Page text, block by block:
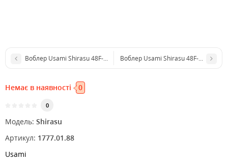
Воблер Usami Shirasu 48F-SR 3.3 g #115 (0.5 m)Воблер Usami Shirasu 48F-SR 3.3 g
Немає в наявності 0
0
Модель: Shirasu
Артикул: 1777.01.88
Usami